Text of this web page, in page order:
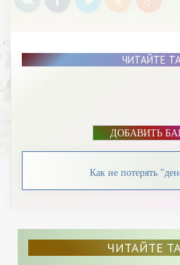
ЧИТАЙТЕ
ДОБАВИТЬ
Как не потерять
ЧИТАЙТЕ